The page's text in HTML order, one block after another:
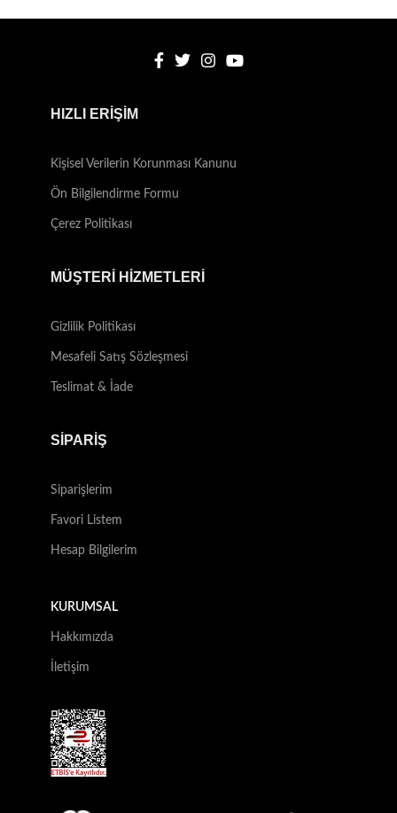
HIZLI ERİŞİM
Kişisel Verilerin Korunması Kanunu
Ön Bilgilendirme Formu
Çerez Politikası
MÜŞTERİ HİZMETLERİ
Gizlilik Politikası
Mesafeli Satış Sözleşmesi
Teslimat & İade
SİPARİŞ
Siparişlerim
Favori Listem
Hesap Bilgilerim
KURUMSAL
Hakkımızda
İletişim